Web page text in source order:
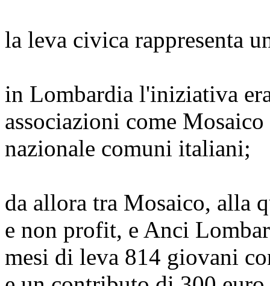
la leva civica rappresenta
in Lombardia l'iniziativa
associazioni come
nazionale comuni italiani;
da allora tra Mosaico, alla
e non profit, e Anci
mesi di leva 814 giovani